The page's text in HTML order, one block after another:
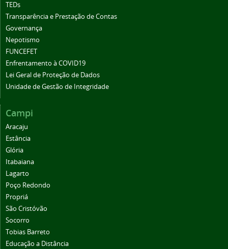
TEDs
Transparência e Prestação de Contas
Governança
Nepotismo
FUNCEFET
Enfrentamento à COVID19
Lei Geral de Proteção de Dados
Unidade de Gestão de Integridade
Campi
Aracaju
Estância
Glória
Itabaiana
Lagarto
Poço Redondo
Propriá
São Cristóvão
Socorro
Tobias Barreto
Educação a Distância